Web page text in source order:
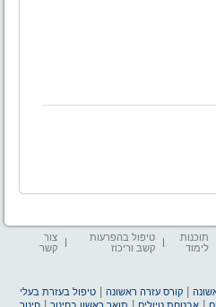
תוכנות
לימוד
טיפול בהפרעות
קשב וריכוז
צור
קשר
|קורס עזרה ראשונה |טיפול בעזרת בעלי